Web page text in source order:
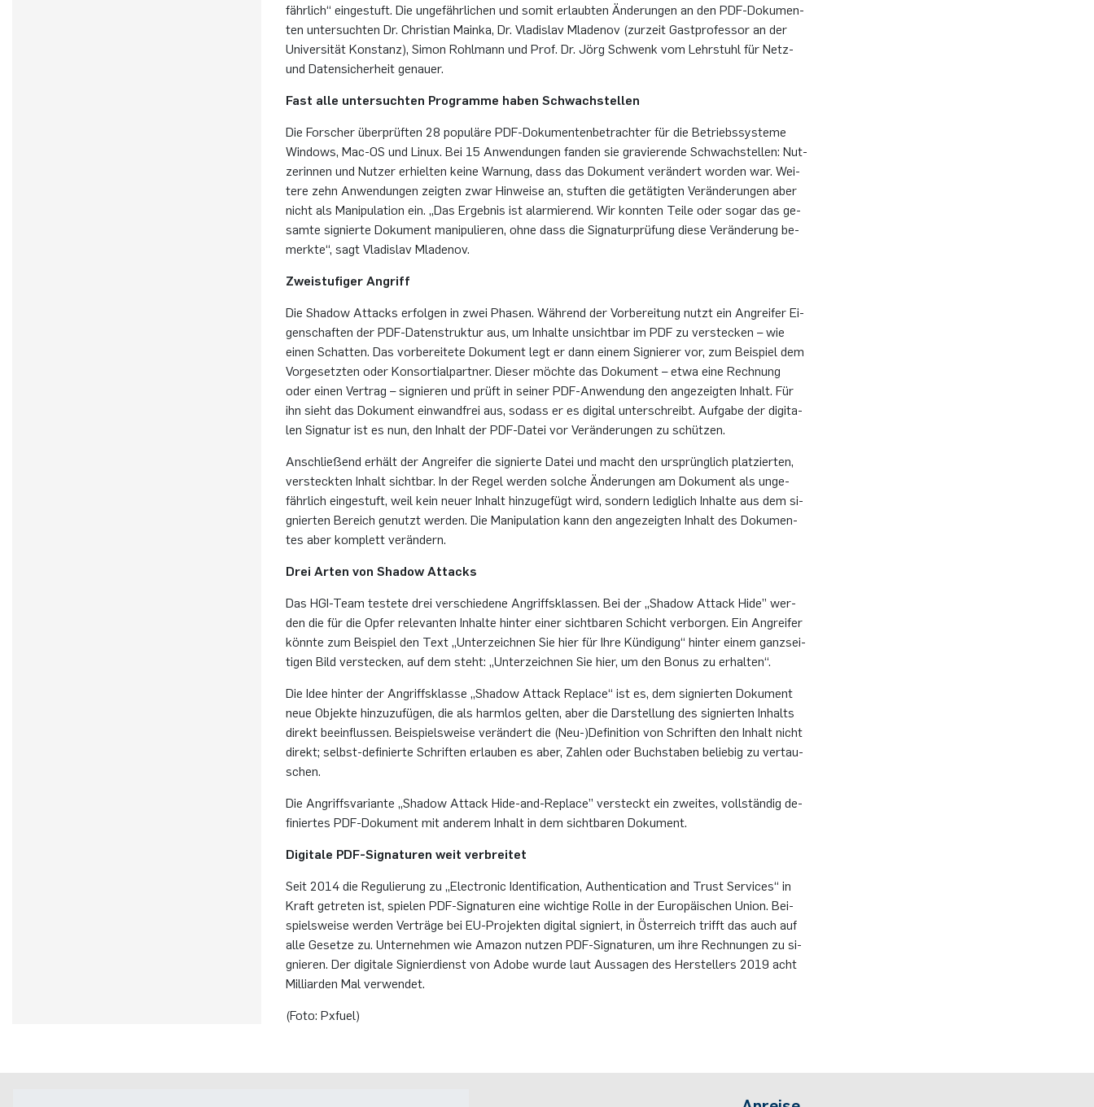
fähr­lich“ ein­ge­stuft. Die un­ge­fähr­li­chen und somit er­laub­ten Än­de­run­gen an den PDF-Do­ku­men­
ten un­ter­such­ten Dr. Chris­ti­an Main­ka, Dr. Vla­dis­lav Mla­de­nov (zur­zeit Gast­pro­fes­sor an der
Uni­ver­si­tät Kon­stanz), Simon Rohl­mann und Prof. Dr. Jörg Schwenk vom Lehr­stuhl für Netz-
und Da­ten­si­cher­heit ge­nau­er.
Fast alle un­ter­such­ten Pro­gram­me haben Schwach­stel­len
Die For­scher über­prüf­ten 28 po­pu­lä­re PDF-Do­ku­men­ten­be­trach­ter für die Be­triebs­sys­te­me
Win­dows, Mac-OS und Linux. Bei 15 An­wen­dun­gen fan­den sie gra­vie­ren­de Schwach­stel­len: Nut­
ze­rin­nen und Nut­zer er­hiel­ten keine War­nung, dass das Do­ku­ment ver­än­dert wor­den war. Wei­
te­re zehn An­wen­dun­gen zeig­ten zwar Hin­wei­se an, stuf­ten die ge­tä­tig­ten Ver­än­de­run­gen aber
nicht als Ma­ni­pu­la­ti­on ein. „Das Er­geb­nis ist alar­mie­rend. Wir konn­ten Teile oder sogar das ge­
sam­te si­gnier­te Do­ku­ment ma­ni­pu­lie­ren, ohne dass die Si­gna­tur­prü­fung diese Ver­än­de­rung be­
merk­te“, sagt Vla­dis­lav Mla­de­nov.
Zwei­stu­fi­ger An­griff
Die Shadow At­tacks er­fol­gen in zwei Pha­sen. Wäh­rend der Vor­be­rei­tung nutzt ein An­grei­fer Ei­
gen­schaf­ten der PDF-Da­ten­struk­tur aus, um In­hal­te un­sicht­bar im PDF zu ver­ste­cken – wie
einen Schat­ten. Das vor­be­rei­te­te Do­ku­ment legt er dann einem Si­gnie­rer vor, zum Bei­spiel dem
Vor­ge­setz­ten oder Kon­sor­ti­al­part­ner. Die­ser möch­te das Do­ku­ment – etwa eine Rech­nung
oder einen Ver­trag – si­gnie­ren und prüft in sei­ner PDF-An­wen­dung den an­ge­zeig­ten In­halt. Für
ihn sieht das Do­ku­ment ein­wand­frei aus, so­dass er es di­gi­tal un­ter­schreibt. Auf­ga­be der di­gi­ta­
len Si­gna­tur ist es nun, den In­halt der PDF-Da­tei vor Ver­än­de­run­gen zu schüt­zen.
An­schlie­ßend er­hält der An­grei­fer die si­gnier­te Datei und macht den ur­sprüng­lich plat­zier­ten,
ver­steck­ten In­halt sicht­bar. In der Regel wer­den sol­che Än­de­run­gen am Do­ku­ment als un­ge­
fähr­lich ein­ge­stuft, weil kein neuer In­halt hin­zu­ge­fügt wird, son­dern le­dig­lich In­hal­te aus dem si­
gnier­ten Be­reich ge­nutzt wer­den. Die Ma­ni­pu­la­ti­on kann den an­ge­zeig­ten In­halt des Do­ku­men­
tes aber kom­plett ver­än­dern.
Drei Arten von Shadow At­tacks
Das HGI-Team tes­te­te drei ver­schie­de­ne An­griffs­klas­sen. Bei der „Shadow At­tack Hide” wer­
den die für die Opfer re­le­van­ten In­hal­te hin­ter einer sicht­ba­ren Schicht ver­bor­gen. Ein An­grei­fer
könn­te zum Bei­spiel den Text „Un­ter­zeich­nen Sie hier für Ihre Kün­di­gung“ hin­ter einem ganz­sei­
ti­gen Bild ver­ste­cken, auf dem steht: „Un­ter­zeich­nen Sie hier, um den Bonus zu er­hal­ten“.
Die Idee hin­ter der An­griffs­klas­se „Shadow At­tack Re­place“ ist es, dem si­gnier­ten Do­ku­ment
neue Ob­jek­te hin­zu­zu­fü­gen, die als harm­los gel­ten, aber die Dar­stel­lung des si­gnier­ten In­halts
di­rekt be­ein­flus­sen. Bei­spiels­wei­se ver­än­dert die (Neu-)De­fi­ni­ti­on von Schrif­ten den In­halt nicht
di­rekt; selbst-de­fi­nier­te Schrif­ten er­lau­ben es aber, Zah­len oder Buch­sta­ben be­lie­big zu ver­tau­
schen.
Die An­griffs­va­ri­an­te „Shadow At­tack Hi­de-and-Re­place” ver­steckt ein zwei­tes, voll­stän­dig de­
fi­nier­tes PDF-Do­ku­ment mit an­de­rem In­halt in dem sicht­ba­ren Do­ku­ment.
Di­gi­ta­le PDF-Si­gna­tu­ren weit ver­brei­tet
Seit 2014 die Re­gu­lie­rung zu „Elec­tro­nic Iden­ti­fi­ca­ti­on, Au­then­ti­ca­ti­on and Trust Ser­vices“ in
Kraft ge­tre­ten ist, spie­len PDF-Si­gna­tu­ren eine wich­ti­ge Rolle in der Eu­ro­päi­schen Union. Bei­
spiels­wei­se wer­den Ver­trä­ge bei EU-Pro­jek­ten di­gi­tal si­gniert, in Ös­ter­reich trifft das auch auf
alle Ge­set­ze zu. Un­ter­neh­men wie Ama­zon nut­zen PDF-Si­gna­tu­ren, um ihre Rech­nun­gen zu si­
gnie­ren. Der di­gi­ta­le Si­gnier­dienst von Adobe wurde laut Aus­sa­gen des Her­stel­lers 2019 acht
Mil­li­ar­den Mal ver­wen­det.
(Foto: Px­fu­el)